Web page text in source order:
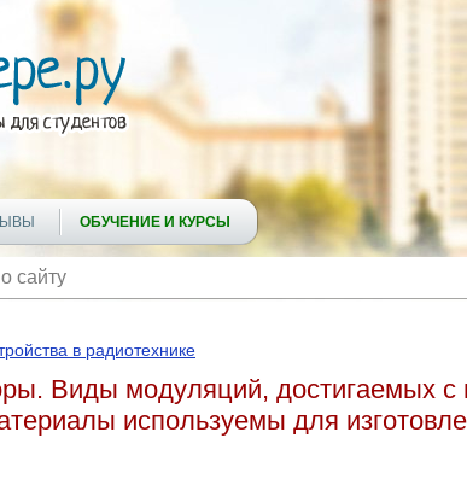
ОБУЧЕНИЕ И КУРСЫ
в радиотехнике
Виды модуляций, достигаемых с
используемы для